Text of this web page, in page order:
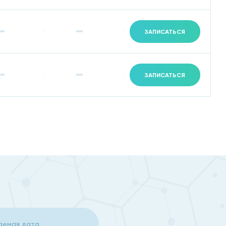
анализ и определить целесообразность
изменяются вследствие артроза или артрита;
которое позволить наблюдать за процессами
других клиник.
ЗАПИСАТЬСЯ
ЗАПИСАТЬСЯ